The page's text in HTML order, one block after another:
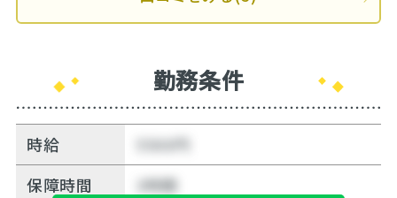
勤務条件
時給
5500円
保障時間
3時間